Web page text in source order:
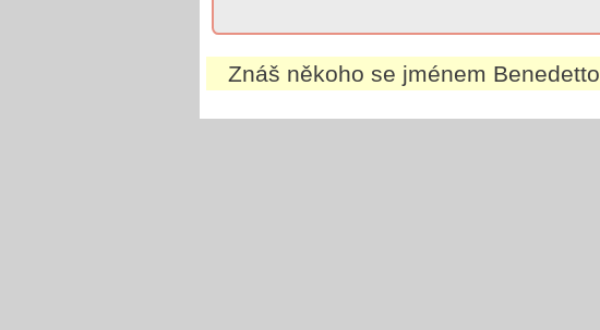
Znáš někoho se jménem Benedetto